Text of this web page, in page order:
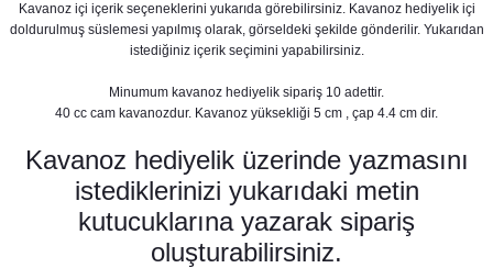
Pembe Gold Konsept Konuşma Balonları Seti
530,00 TL
Kavanoz içi içerik seçeneklerini yukarıda görebilirsiniz. Kavanoz hediyelik içi
doldurulmuş süslemesi yapılmış olarak, görseldeki şekilde gönderilir. Yukarıdan
istediğiniz içerik seçimini yapabilirsiniz.
Minumum kavanoz hediyelik sipariş 10 adettir.
40 cc cam kavanozdur. Kavanoz yüksekliği 5 cm , çap 4.4 cm dir.
Kavanoz hediyelik üzerinde yazmasını
istediklerinizi yukarıdaki metin
kutucuklarına yazarak sipariş
oluşturabilirsiniz.